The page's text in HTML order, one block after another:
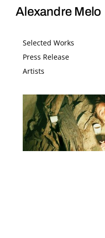
Alexandre Melo
Selected Works
Press Release
Artists